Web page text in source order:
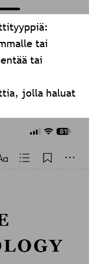
tai
tai
jolla haluat